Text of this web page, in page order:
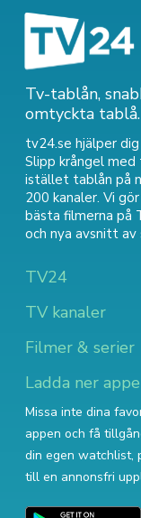
Tv-tablån,
omtyckta tablå.
tv24.se hjälper
Slipp krångel
istället tablån på
200 kanaler. Vi
bästa filmerna på
och nya avsnitt av
TV24
TV kanaler
Filmer & serier
Ladda ner
Missa inte dina
appen och få
din egen watchlist,
till en annonsfri